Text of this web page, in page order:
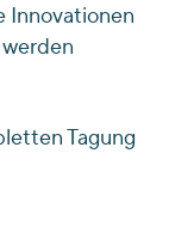
Innovationen
Tagung